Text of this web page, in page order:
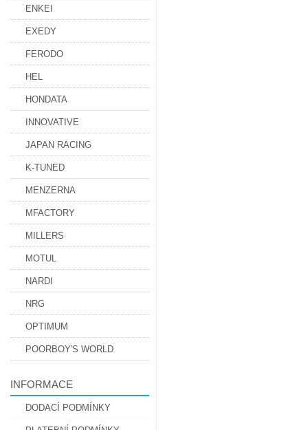
ENKEI
EXEDY
FERODO
HEL
HONDATA
INNOVATIVE
JAPAN RACING
K-TUNED
MENZERNA
MFACTORY
MILLERS
MOTUL
NARDI
NRG
OPTIMUM
POORBOY'S WORLD
INFORMACE
DODACÍ PODMÍNKY